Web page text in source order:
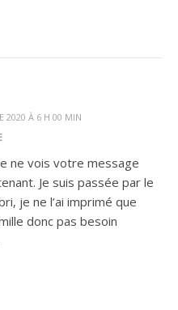
2020 À 6 H 00 MIN
ne vois votre message
Je suis passée par le
je ne l’ai imprimé que
donc pas besoin